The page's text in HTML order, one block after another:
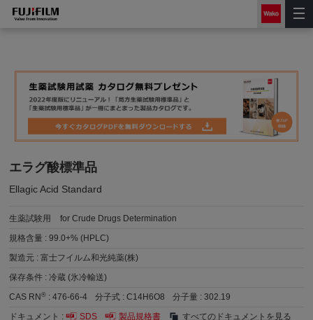
エラグ酸標準品
Ellagic Acid Standard
生薬試験用
for Crude Drugs Determination
規格含量 :99.0+% (HPLC)
製造元 :富士フイルム和光純薬(株)
保存条件 :冷蔵 (氷冷輸送)
CAS RN® :476-66-4 分子式 :C14H6O8 分子量 :302.19
ドキュメント :
SDS 製品規格書 すべてのドキュメントを見る